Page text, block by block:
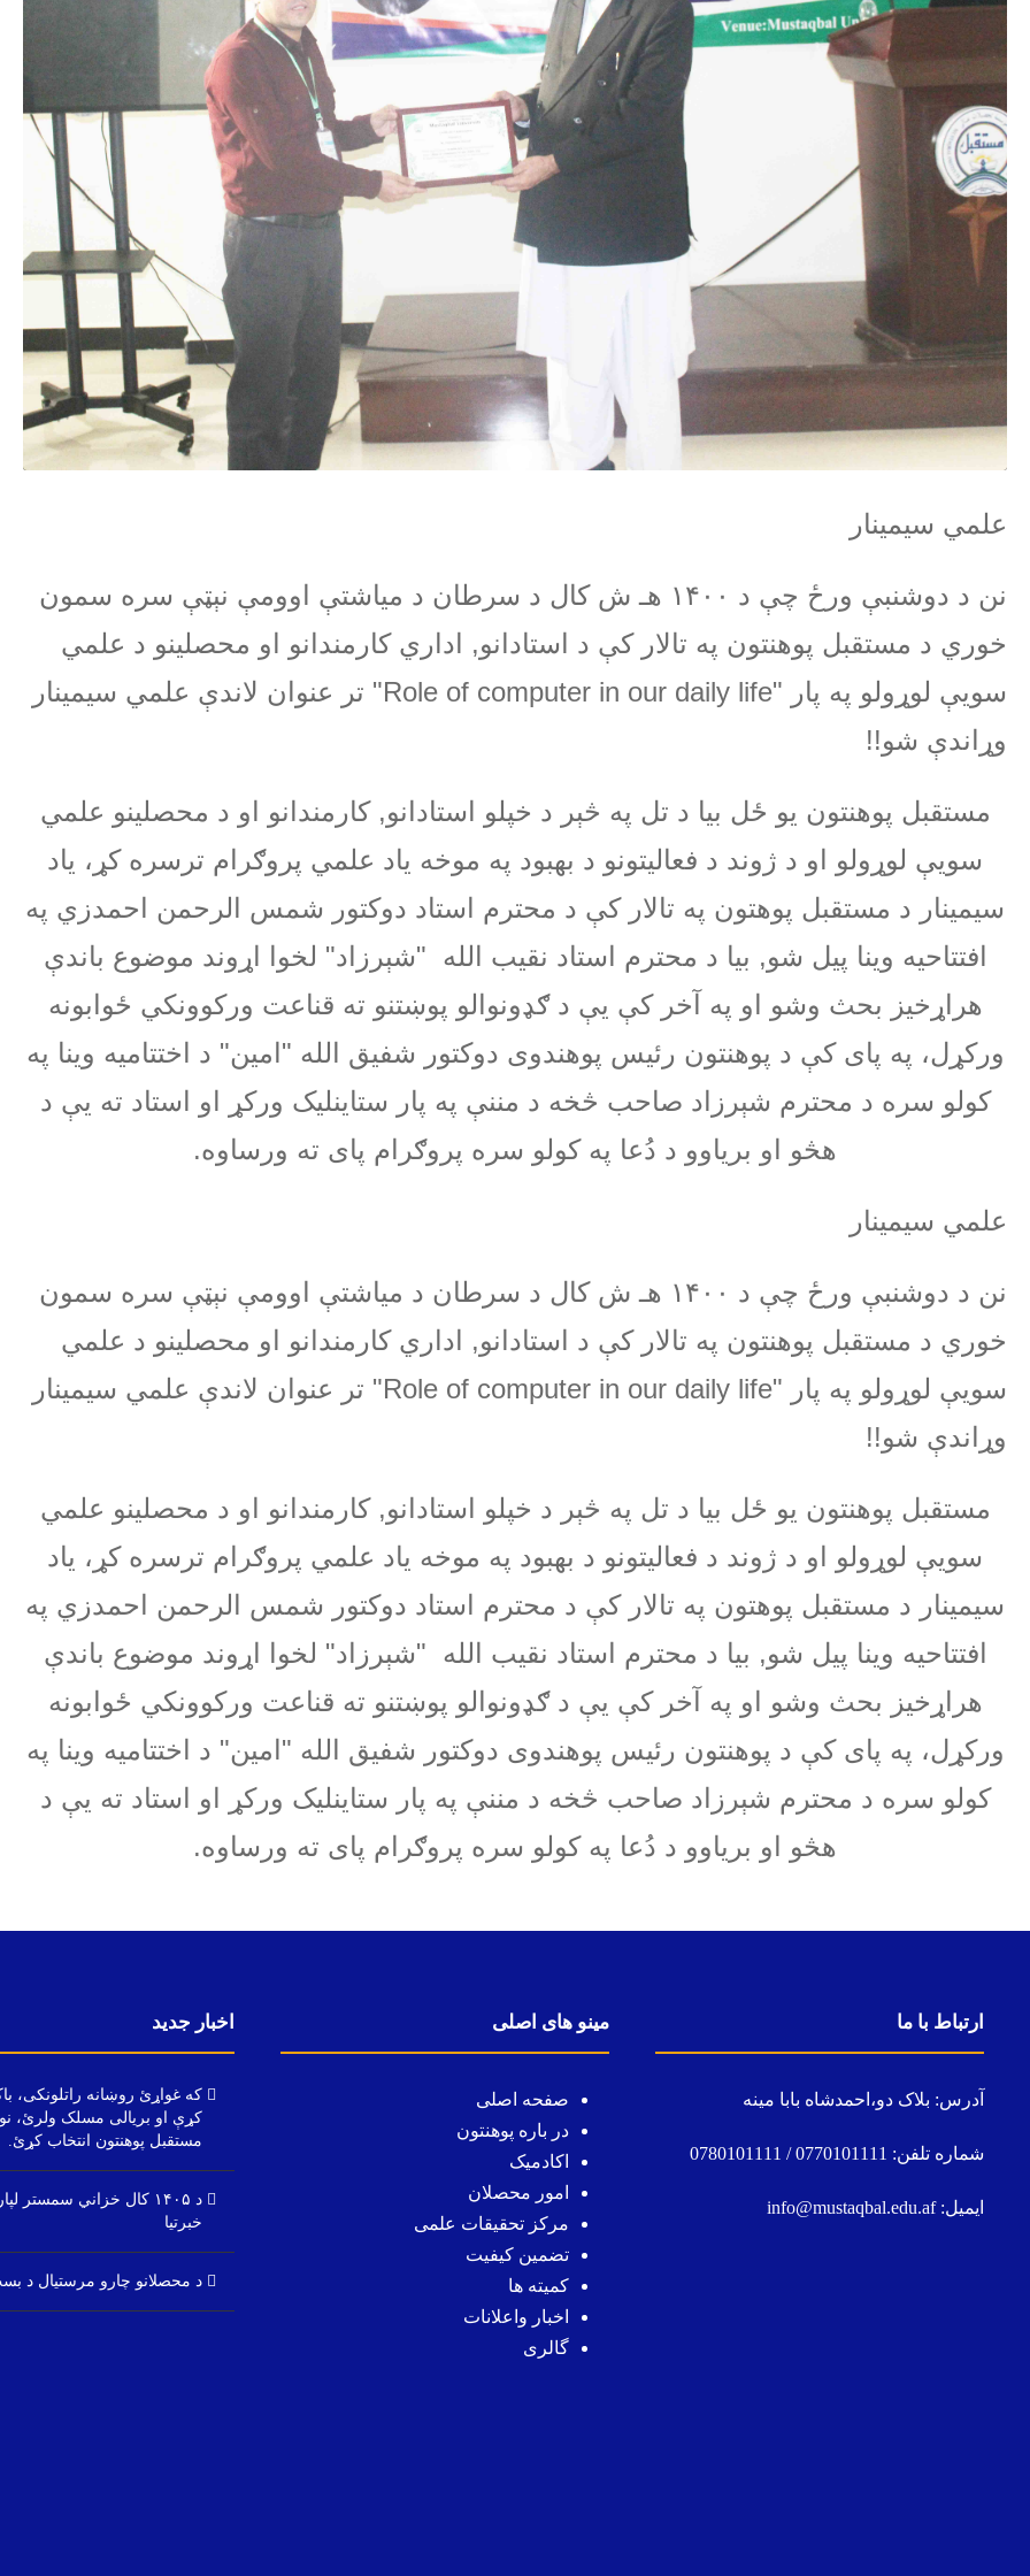
علمي سیمینار
نن د دوشنبې ورځ چې د ۱۴۰۰ هـ ش کال د سرطان د میاشتې اوومې نېټې سره سمون
خوري د مستقبل پوهنتون په تالار کې د استادانو, اداري کارمندانو او محصلینو د علمي
سویې لوړولو په پار "Role of computer in our daily life" تر عنوان لاندې علمي سیمینار
وړاندې شو!!
مستقبل پوهنتون یو ځل بیا د تل په څېر د خپلو استادانو, کارمندانو او د محصلینو علمي
سویې لوړولو او د ژوند د فعالیتونو د بهبود په موخه یاد علمي پروګرام ترسره کړ، یاد
سیمینار د مستقبل پوهتون په تالار کې د محترم استاد دوکتور شمس الرحمن احمدزي په
افتتاحیه وینا پیل شو, بیا د محترم استاد نقیب الله "شېرزاد" لخوا اړوند موضوع باندې
هراړخیز بحث وشو او په آخر کې یې د ګډونوالو پوښتنو ته قناعت ورکوونکي ځوابونه
ورکړل، په پای کې د پوهنتون رئیس پوهندوی دوکتور شفیق الله "امین" د اختتامیه وینا په
کولو سره د محترم شېرزاد صاحب څخه د مننې په پار ستاینلیک ورکړ او استاد ته یې د
هڅو او بریاوو د دُعا په کولو سره پروګرام پای ته ورساوه.
علمي سیمینار
نن د دوشنبې ورځ چې د ۱۴۰۰ هـ ش کال د سرطان د میاشتې اوومې نېټې سره سمون
خوري د مستقبل پوهنتون په تالار کې د استادانو, اداري کارمندانو او محصلینو د علمي
سویې لوړولو په پار "Role of computer in our daily life" تر عنوان لاندې علمي سیمینار
وړاندې شو!!
مستقبل پوهنتون یو ځل بیا د تل په څېر د خپلو استادانو, کارمندانو او د محصلینو علمي
سویې لوړولو او د ژوند د فعالیتونو د بهبود په موخه یاد علمي پروګرام ترسره کړ، یاد
سیمینار د مستقبل پوهتون په تالار کې د محترم استاد دوکتور شمس الرحمن احمدزي په
افتتاحیه وینا پیل شو, بیا د محترم استاد نقیب الله "شېرزاد" لخوا اړوند موضوع باندې
هراړخیز بحث وشو او په آخر کې یې د ګډونوالو پوښتنو ته قناعت ورکوونکي ځوابونه
ورکړل، په پای کې د پوهنتون رئیس پوهندوی دوکتور شفیق الله "امین" د اختتامیه وینا په
کولو سره د محترم شېرزاد صاحب څخه د مننې په پار ستاینلیک ورکړ او استاد ته یې د
هڅو او بریاوو د دُعا په کولو سره پروګرام پای ته ورساوه.
ارتباط با ما
آدرس: بلاک دو،احمدشاه بابا مینه
شماره تلفن: 0770101111 / 0780101111
ایمیل: info@mustaqbal.edu.af
مینو های اصلی
صفحه اصلی
در باره پوهنتون
اکادمیک
امور محصلان
مرکز تحقیقات علمی
تضمین کیفیت
کمیته ها
اخبار واعلانات
گالری
اخبار جدید
که غواړئ روښانه راتلونکی،
کړې او بریالی مسلک ولرئ،
مستقبل پوهنتون انتخاب کړئ.
د ۱۴۰۵ کال خزاني سمستر
خبرتیا
د محصلانو چارو مرستیال د